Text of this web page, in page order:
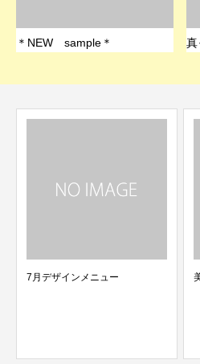
＊NEW sample＊ 真
7月デザインメニュー